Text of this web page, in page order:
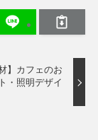
】カフェのお
・照明デザイ